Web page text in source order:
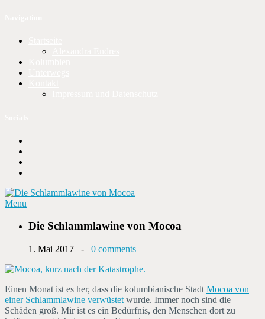
Menu
Die Schlammlawine von Mocoa
1. Mai 2017 - 0 comments
Einen Monat ist es her, dass die kolumbianische Stadt Mocoa von
einer Schlammlawine verwüstet wurde. Immer noch sind die
Schäden groß. Mir ist es ein Bedürfnis, den Menschen dort zu